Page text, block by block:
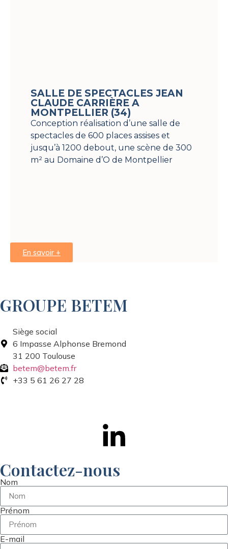
SALLE DE SPECTACLES JEAN
CLAUDE CARRIÈRE A
MONTPELLIER (34)
Conception réalisation d’une salle de
spectacles de 600 places assises et
jusqu’à 1200 debout, une scène de 300
m² au Domaine d’O de Montpellier
En savoir +
GROUPE BETEM
Siège social
6 Impasse Alphonse Bremond
31 200 Toulouse
betem@betem.fr
+33 5 61 26 27 28
Contactez-nous
Nom
Prénom
E-mail